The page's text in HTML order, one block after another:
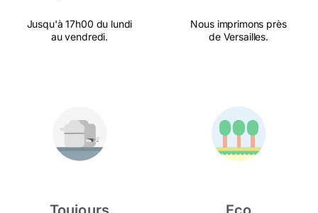
Jusqu'à 17h00 du lundi
au vendredi.
Nous imprimons près
de Versailles.